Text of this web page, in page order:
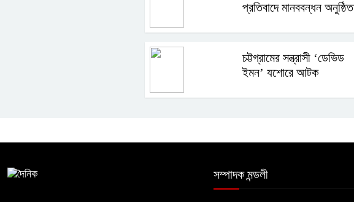
প্রতিবাদে মানববন্ধন অনুষ্ঠিত
চট্টগ্রামের সন্ত্রাসী ‘ডেভিড
ইমন’ যশোরে আটক
সম্পাদক মন্ডলী